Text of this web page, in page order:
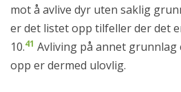
mot å avlive dyr uten saklig
er det listet opp tilfeller der det
10.41 Avliving på annet grunnlag
opp er dermed ulovlig.